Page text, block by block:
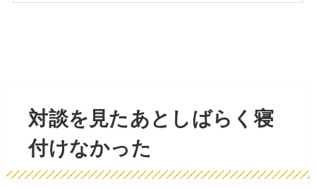
対談を見たあとしばらく寝
付けなかった